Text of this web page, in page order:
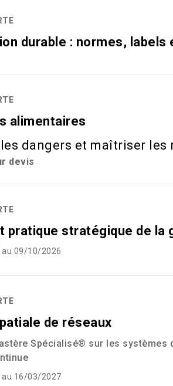
durable : normes, labels
alimentaires
dangers et maîtriser les
devis
pratique stratégique de la
09/10/2026
de réseaux
Spécialisé® sur les systèmes
au 16/03/2027